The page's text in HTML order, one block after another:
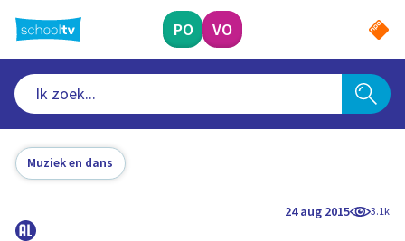
naar
hoofdinhoud
PO VO
Muziek en dans
24 aug 2015 3.1k